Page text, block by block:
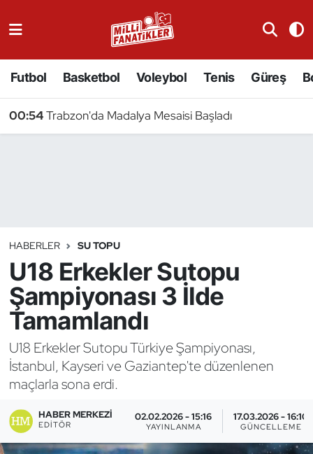
Futbol Basketbol Voleybol Tenis Güreş
00:54Trabzon'da Madalya Mesaisi Başladı
HABERLER SU TOPU
U18 Erkekler Sutopu
Şampiyonası 3 İlde
Tamamlandı
U18 Erkekler Sutopu Türkiye Şampiyonası,
İstanbul, Kayseri ve Gaziantep'te düzenlenen
maçlarla sona erdi.
HABER MERKEZI
EDITÖR
02.02.2026 - 15:16
YAYINLANMA
17.03.2026 - 16:10
GÜNCELLEME
Badminton
Binicilik
Bisiklet
Bocce Bowling Dart
Boks
Briç
Buz Hokeyi